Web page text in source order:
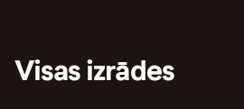
Visas izrādes